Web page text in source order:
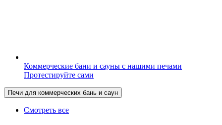
Коммерческие бани и сауны с нашими печами
Протестируйте сами
Печи для коммерческих бань и саун
Смотреть все